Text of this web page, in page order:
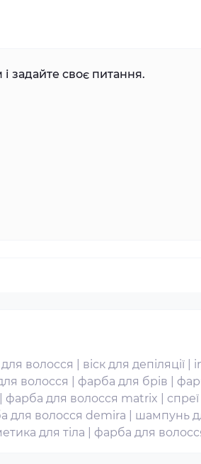
задайте своє питання.
волосся віск для депіляції
волосся фарба для брів
фарба для волосся matrix
для волосся demira шампунь
для тіла фарба для